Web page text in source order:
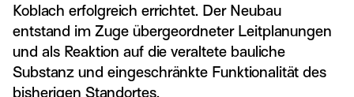
Koblach erfolgreich errichtet. Der Neubau
entstand im Zuge übergeordneter Leitplanungen
und als Reaktion auf die veraltete bauliche
Substanz und eingeschränkte Funktionalität des
bisherigen Standortes.